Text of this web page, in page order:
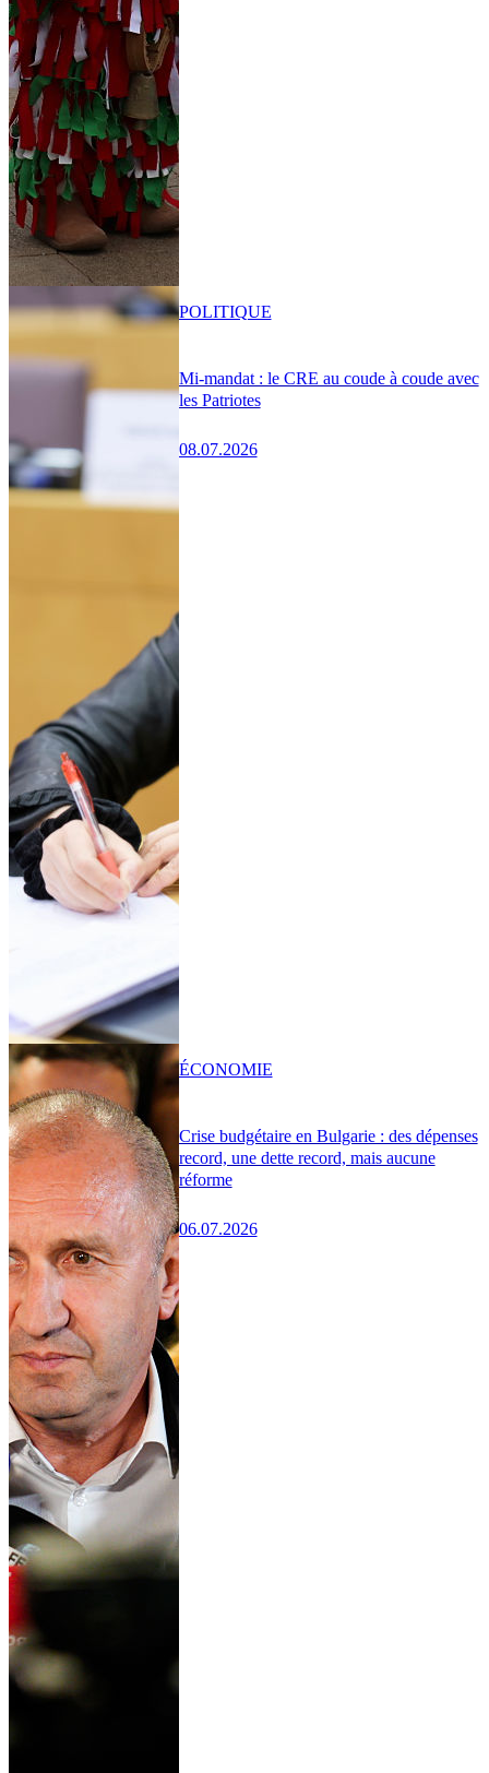
Mi-mandat : le CRE au coude à coude avec
les Patriotes
08.07.2026
POLITIQUE
Crise budgétaire en Bulgarie : des dépenses
record, une dette record, mais aucune
réforme
06.07.2026
ÉCONOMIE